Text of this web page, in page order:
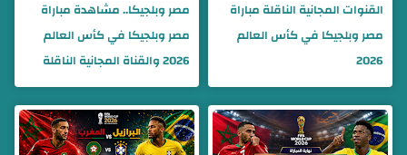
القنوات المجانية الناقلة مباراة
مصر وبلجيكا في كأس العالم
2026
مصر وبلجيكا.. مشاهدة مباراة
مصر وبلجيكا في كأس العالم
2026 والقناة المجانية الناقلة